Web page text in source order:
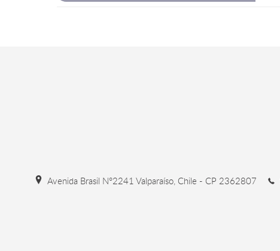
Avenida Brasil N°2241 Valparaíso, Chile - CP 2362807